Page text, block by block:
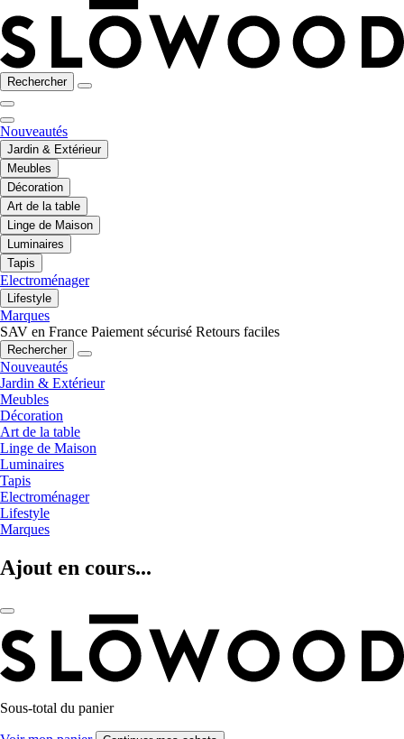
Rechercher
Nouveautés
Jardin & Extérieur
Meubles
Décoration
Art de la table
Linge de Maison
Luminaires
Tapis
Electroménager
Lifestyle
Marques
SAV en France Paiement sécurisé Retours faciles
Rechercher
Nouveautés
Jardin & Extérieur
Meubles
Décoration
Art de la table
Linge de Maison
Luminaires
Tapis
Electroménager
Lifestyle
Marques
Ajout en cours...
Sous-total du panier